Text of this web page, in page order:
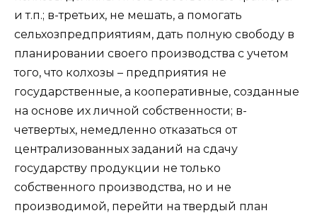
и т.п.; в-третьих, не мешать, а помогать
сельхозпредприятиям, дать полную свободу в
планировании своего производства с учетом
того, что колхозы – предприятия не
государственные, а кооперативные, созданные
на основе их личной собственности; в-
четвертых, немедленно отказаться от
централизованных заданий на сдачу
государству продукции не только
собственного производства, но и не
производимой, перейти на твердый план